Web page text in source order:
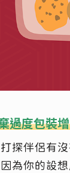
過度包裝
探伴侶有
為你的設